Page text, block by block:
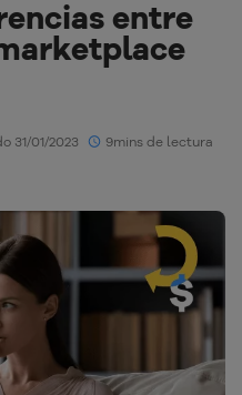
entre
31/01/2023 9mins de lectura